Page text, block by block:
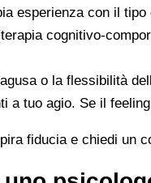
esperienza con il
cognitivo-
o la flessibilità
a tuo agio. Se il
fiducia e chiedi un